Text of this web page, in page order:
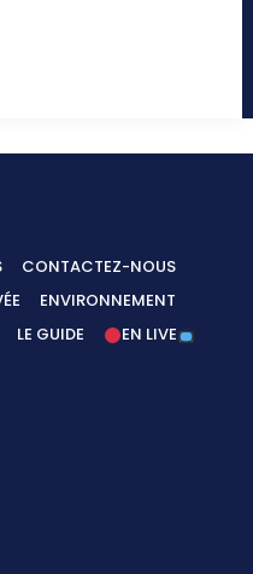
CONTACTEZ-NOUS
ENVIRONNEMENT
LE GUIDE
EN LIVE